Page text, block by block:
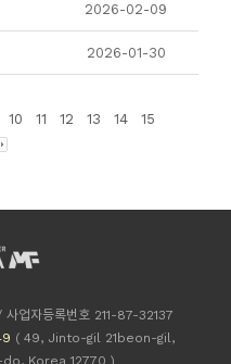
2026-02-09
2026-01-30
10 11 12 13 14 15
업자등록번호 211-87-32137
( 49, Jinto-gil 21beon-gil,